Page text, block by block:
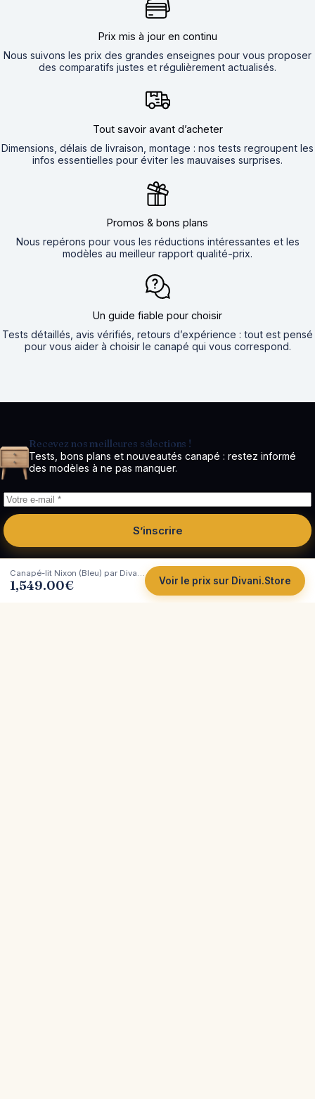
Prix mis à jour en continu
Nous suivons les prix des grandes enseignes pour vous proposer
des comparatifs justes et régulièrement actualisés.
Tout savoir avant d’acheter
Dimensions, délais de livraison, montage : nos tests regroupent les
infos essentielles pour éviter les mauvaises surprises.
Promos & bons plans
Nous repérons pour vous les réductions intéressantes et les
modèles au meilleur rapport qualité-prix.
Un guide fiable pour choisir
Tests détaillés, avis vérifiés, retours d’expérience : tout est pensé
pour vous aider à choisir le canapé qui vous correspond.
Recevez nos meilleures sélections !
Tests, bons plans et nouveautés canapé : restez informé
des modèles à ne pas manquer.
S’inscrire
Canapé-lit Nixon (Bleu) par Divani.Store : notre test complet
1,549.00€ Voir le prix sur Divani.Store